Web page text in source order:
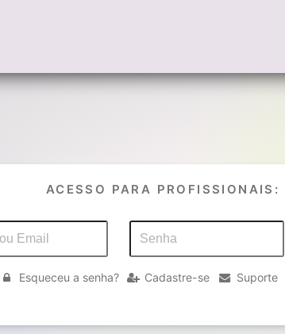
ACESSO PARA PROFISSIONAIS:
Esqueceu a senha? Cadastre-se Suporte